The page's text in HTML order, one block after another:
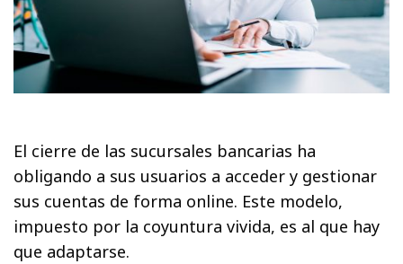
El cierre de las sucursales bancarias ha
obligando a sus usuarios a acceder y gestionar
sus cuentas de forma online. Este modelo,
impuesto por la coyuntura vivida, es al que hay
que adaptarse.